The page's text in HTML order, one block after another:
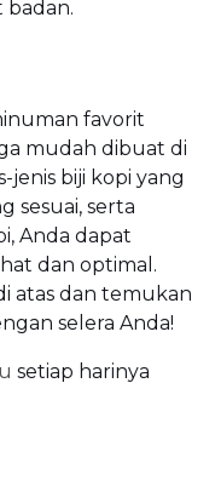
favorit
mudah dibuat di
jenis biji kopi yang
sesuai, serta
Anda dapat
dan optimal.
atas dan temukan
selera Anda!
setiap harinya